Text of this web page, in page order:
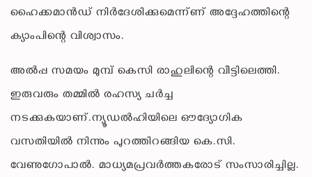
ഹൈക്കമാന്‍ഡ് നിര്‍ദേശിക്കുമെന്ന്ണ് അദ്ദേഹത്തിന്റെ
ക്യാംപിന്റെ വിശ്വാസം.
അല്‍പ്പ സമയം മുമ്പ് കെസി രാഹുലിന്റെ വീട്ടിലെത്തി.
ഇരുവരും തമ്മില്‍ രഹസ്യ ചര്‍ച്ച
നടക്കുകയാണ്.ന്യൂഡല്‍ഹിയിലെ ഔദ്യോഗിക
വസതിയില്‍ നിന്നും പുറത്തിറങ്ങിയ കെ.സി.
വേണുഗോപാല്‍. മാധ്യമപ്രവര്‍ത്തകരോട് സംസാരിച്ചില്ല.